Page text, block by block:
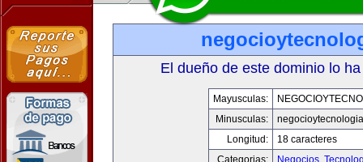
El dueño de este dominio lo
Mayusculas:
Minusculas:
Longitud:
18 caracteres
Categorias:
Negocios,